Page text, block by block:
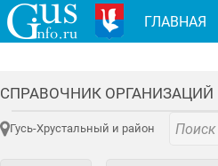
СПРАВОЧНИК ОРГАНИЗАЦИЙ
Гусь-Хрустальный и район
ГЛАВНАЯ